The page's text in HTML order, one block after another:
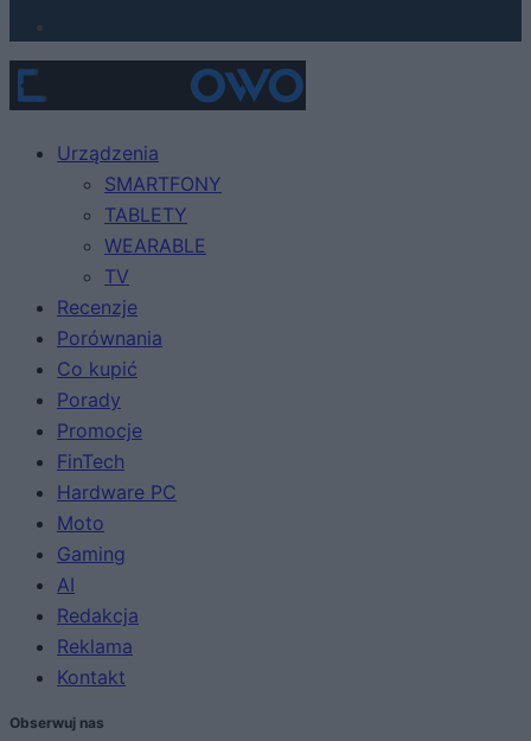
Urządzenia
SMARTFONY
TABLETY
WEARABLE
TV
Recenzje
Porównania
Co kupić
Porady
Promocje
FinTech
Hardware PC
Moto
Gaming
AI
Redakcja
Reklama
Kontakt
Obserwuj nas